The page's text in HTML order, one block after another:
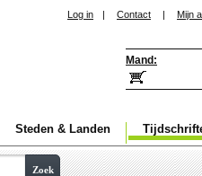
Log in | Contact | Mijn
Mand:
Steden & Landen
Zoek